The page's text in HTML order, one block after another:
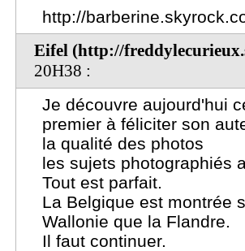
http://
Eifel (http://
20H38 :
Je découvre aujourd'hui
premier à féliciter son
la qualité des photos
les sujets photographiés
Tout est parfait.
La Belgique est montrée
Wallonie que la Flandre.
Il faut continuer.